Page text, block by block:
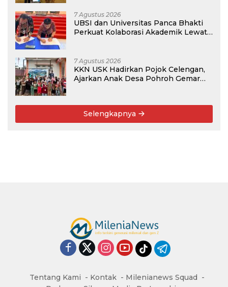
7 Agustus 2026
UBSI dan Universitas Panca Bhakti
Perkuat Kolaborasi Akademik Lewat
7 Agustus 2026
KKN USK Hadirkan Pojok Celengan,
Ajarkan Anak Desa Pohroh Gemar
Selengkapnya
Tentang Kami Kontak
Milenianews Squad